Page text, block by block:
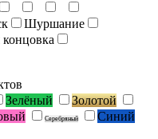
Шуршание
Зелёный
Золотой
Серебряный Синий